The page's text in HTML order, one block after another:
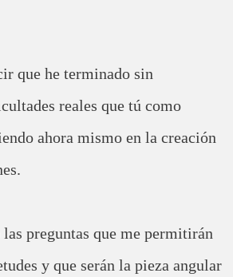
que he terminado sin
reales que tú como
ahora mismo en la creación
las preguntas que me permitirán
y que serán la pieza angular